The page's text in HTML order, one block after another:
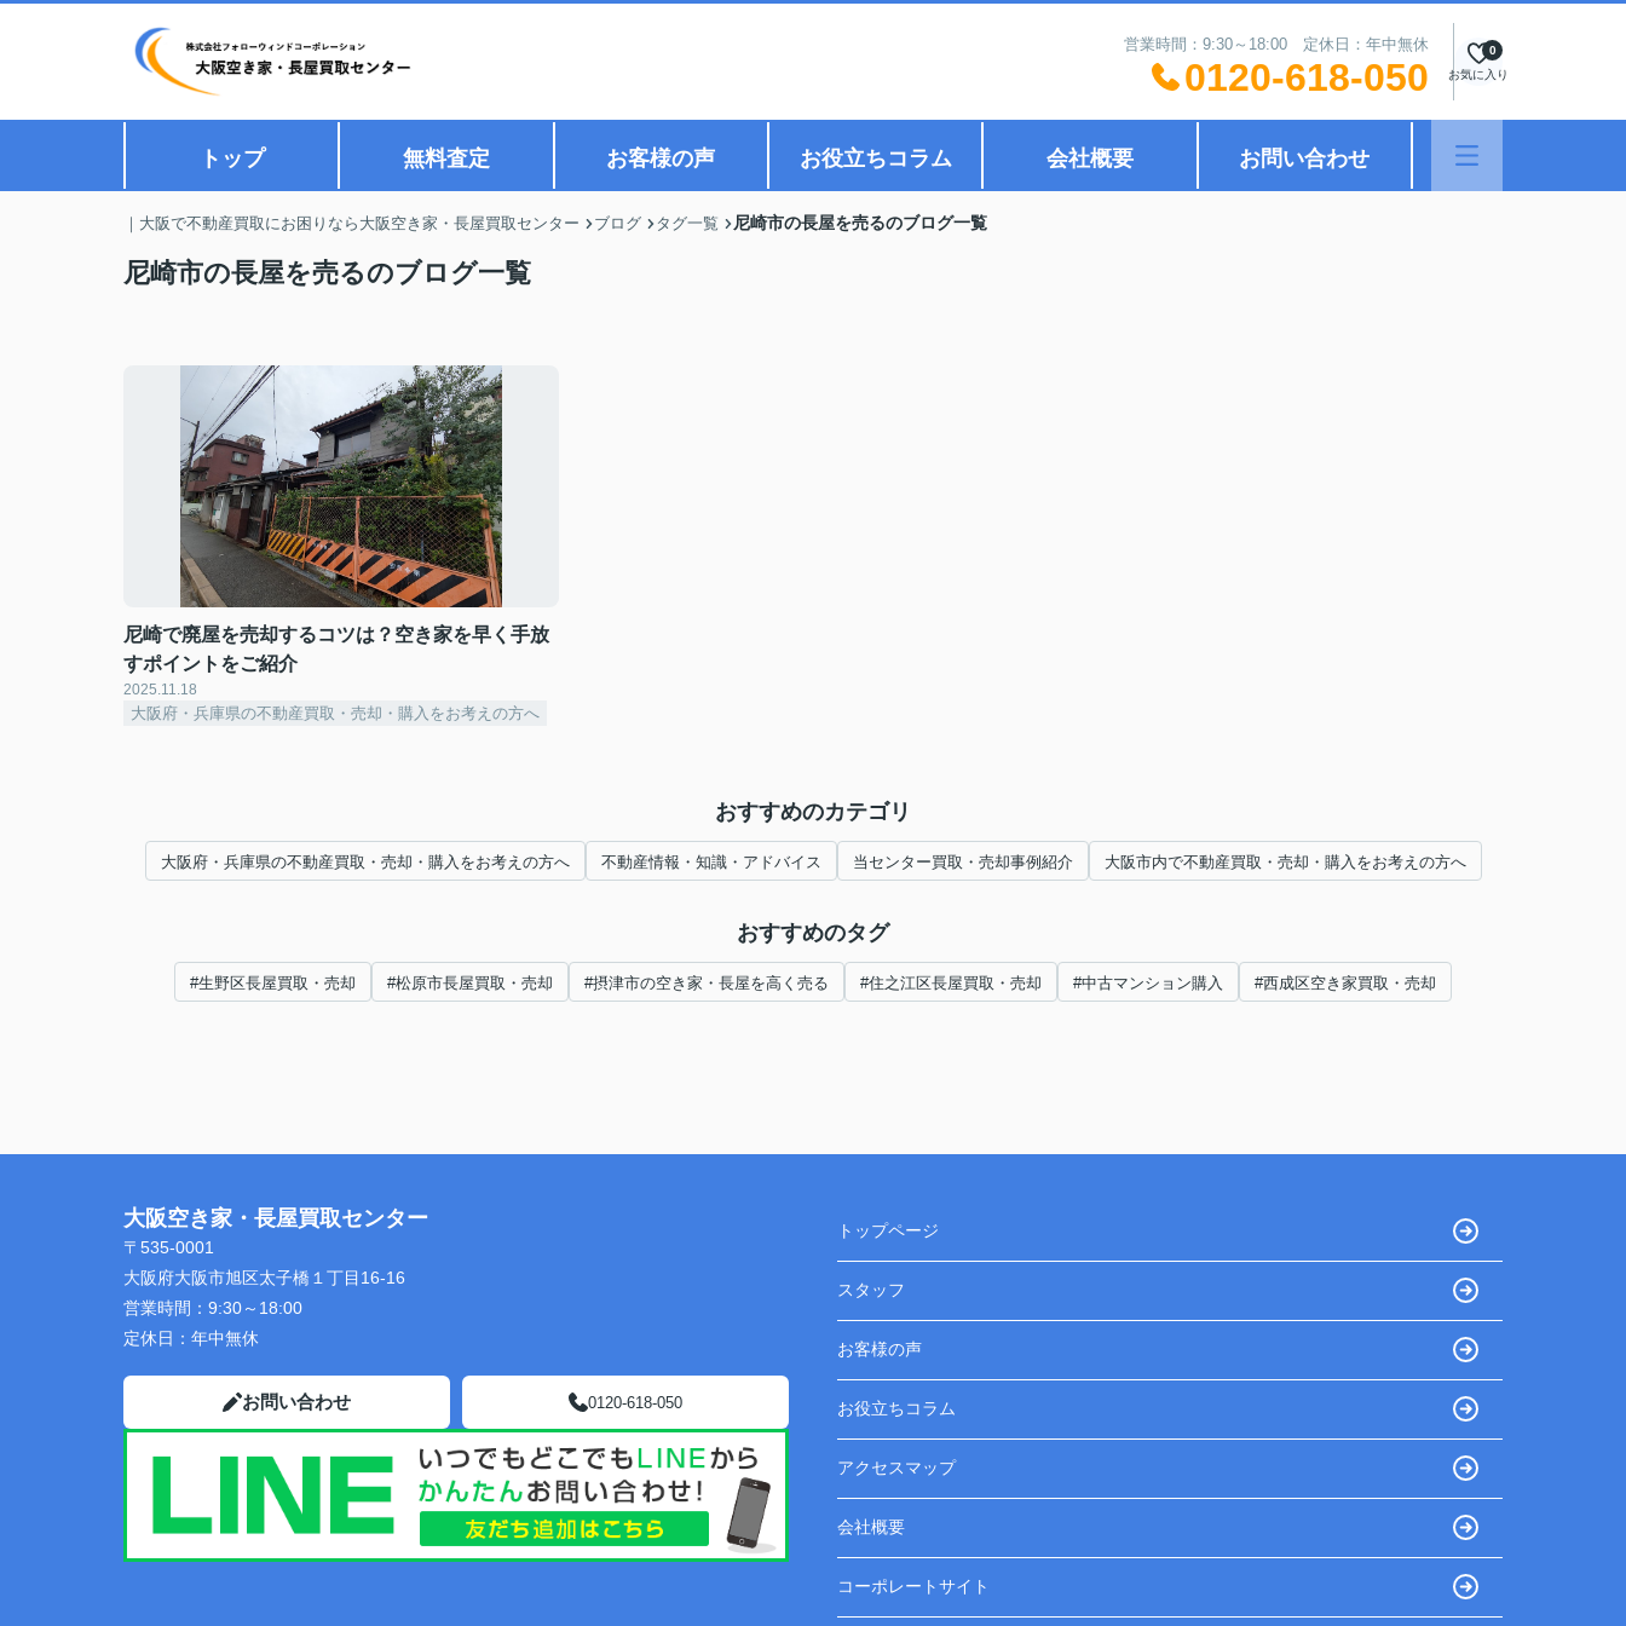
営業時間：9:30～18:00 定休日：年中無休
0120-618-050 お気に入り
0
トップ 無料査定 お客様の声 お役立ちコラム 会社概要 お問い合わせ
｜大阪で不動産買取にお困りなら大阪空き家・長屋買取センター ブログ タグ一覧 尼崎市の長屋を売るのブログ一覧
尼崎市の長屋を売るのブログ一覧
尼崎で廃屋を売却するコツは？空き家を早く手放
すポイントをご紹介
2025.11.18
大阪府・兵庫県の不動産買取・売却・購入をお考えの方へ
おすすめのカテゴリ
大阪府・兵庫県の不動産買取・売却・購入をお考えの方へ 不動産情報・知識・アドバイス 当センター買取・売却事例紹介 大阪市内で不動産買取・売却・購入をお考えの方へ
おすすめのタグ
#生野区長屋買取・売却 #松原市長屋買取・売却 #摂津市の空き家・長屋を高く売る #住之江区長屋買取・売却 #中古マンション購入 #西成区空き家買取・売却
大阪空き家・長屋買取センター
〒535-0001
大阪府大阪市旭区太子橋１丁目16-16
営業時間： 9:30～18:00
定休日： 年中無休
お問い合わせ 0120-618-050
トップページ
スタッフ
お客様の声
お役立ちコラム
アクセスマップ
会社概要
コーポレートサイト